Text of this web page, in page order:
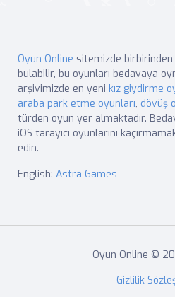
Oyun Online sitemizde
bulabilir, bu oyunları bedavaya
arşivimizde en yeni kız giydirme
araba park etme oyunları, dövüş
türden oyun yer almaktadır.
iOS tarayıcı oyunlarını
edin.
English: Astra Games
Oyun Online ©
Gizlilik